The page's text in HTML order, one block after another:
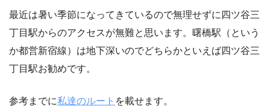
最近は暑い季節になってきているので無理せずに四ツ谷三
丁目駅からのアクセスが無難と思います。曙橋駅（という
か都営新宿線）は地下深いのでどちらかといえば四ツ谷三
丁目駅お勧めです。
参考までに私達のルート を載せます。